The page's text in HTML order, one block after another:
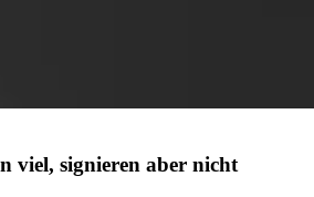
viel, signieren aber nicht